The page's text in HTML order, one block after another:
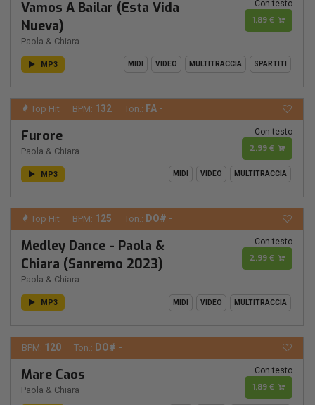
Vamos A Bailar (Esta Vida
Nueva)
Paola & Chiara
Con testo
1,89 €
MP3 MIDI VIDEO MULTITRACCIA SPARTITI
Top Hit BPM: 132 Ton.: FA -
Furore
Paola & Chiara
Con testo
2,99 €
MP3 MIDI VIDEO MULTITRACCIA
Top Hit BPM: 125 Ton.: DO# -
Medley Dance - Paola &
Chiara (Sanremo 2023)
Paola & Chiara
Con testo
2,99 €
MP3 MIDI VIDEO MULTITRACCIA
BPM: 120 Ton.: DO# -
Mare Caos
Paola & Chiara
Con testo
1,89 €